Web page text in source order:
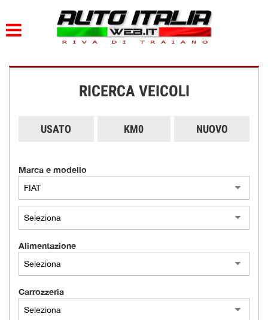
CONTATTI
ORARI
RICERCA VEICOLI
USATO KM0 NUOVO
Marca e modello
Alimentazione
Carrozzeria